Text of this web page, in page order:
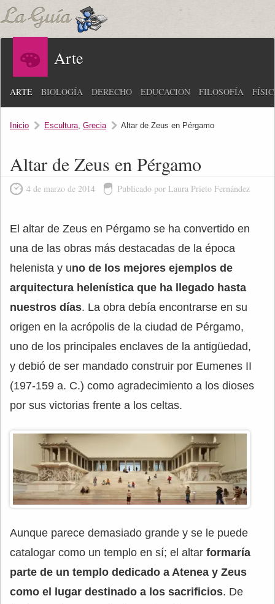
Arte
ARTE BIOLOGÍA DERECHO EDUCACIÓN FILOSOFÍA
Inicio Escultura, Grecia Altar de Zeus en Pérgamo
Altar de Zeus en Pérgamo
4 de marzo de 2014 Publicado por Laura Prieto Fernández
El altar de Zeus en Pérgamo se ha convertido en
una de las obras más destacadas de la época
helenista y uno de los mejores ejemplos de
arquitectura helenística que ha llegado hasta
nuestros días. La obra debía encontrarse en su
origen en la acrópolis de la ciudad de Pérgamo,
uno de los principales enclaves de la antigüedad,
y debió de ser mandado construir por Eumenes II
(197-159 a. C.) como agradecimiento a los dioses
por sus victorias frente a los celtas.
Aunque parece demasiado grande y se le puede
catalogar como un templo en sí; el altar formaría
parte de un templo dedicado a Atenea y Zeus
como el lugar destinado a los sacrificios. De